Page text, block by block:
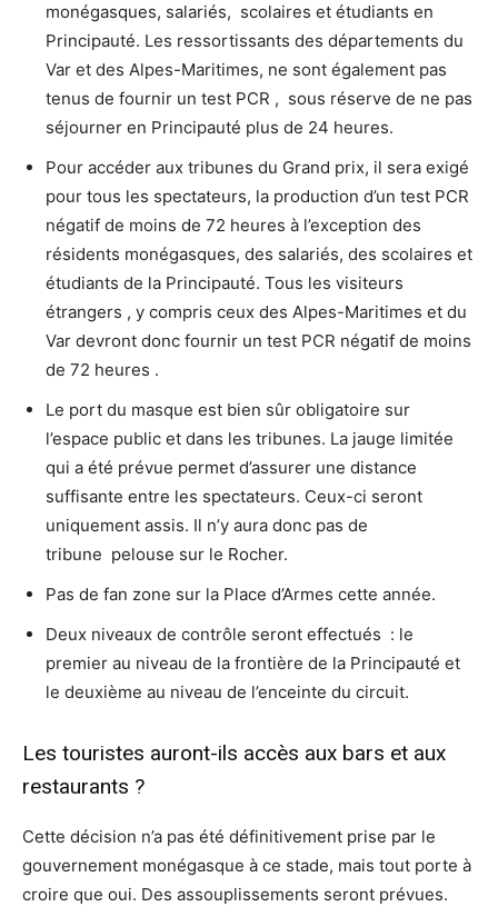
monégasques, salariés, scolaires et étudiants en
Principauté. Les ressortissants des départements du
Var et des Alpes-Maritimes, ne sont également pas
tenus de fournir un test PCR , sous réserve de ne pas
séjourner en Principauté plus de 24 heures.
Pour accéder aux tribunes du Grand prix, il sera exigé
pour tous les spectateurs, la production d’un test PCR
négatif de moins de 72 heures à l’exception des
résidents monégasques, des salariés, des scolaires et
étudiants de la Principauté. Tous les visiteurs
étrangers , y compris ceux des Alpes-Maritimes et du
Var devront donc fournir un test PCR négatif de moins
de 72 heures .
Le port du masque est bien sûr obligatoire sur
l’espace public et dans les tribunes. La jauge limitée
qui a été prévue permet d’assurer une distance
suffisante entre les spectateurs. Ceux-ci seront
uniquement assis. Il n’y aura donc pas de
tribune pelouse sur le Rocher.
Pas de fan zone sur la Place d’Armes cette année.
Deux niveaux de contrôle seront effectués : le
premier au niveau de la frontière de la Principauté et
le deuxième au niveau de l’enceinte du circuit.
Les touristes auront-ils accès aux bars et aux
restaurants ?
Cette décision n’a pas été définitivement prise par le
gouvernement monégasque à ce stade, mais tout porte à
croire que oui. Des assouplissements seront prévues.